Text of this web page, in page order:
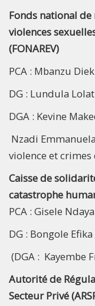
Fonds national
violences
(FONAREV)
PCA : Mbanzu
DG : Lundula
DGA : Kevine
Nzadi
violence et crimes
Caisse de
catastrophe
PCA : Gisele
DG : Bongole Efika
(DGA : Kayembe
Autorité de
Secteur Privé